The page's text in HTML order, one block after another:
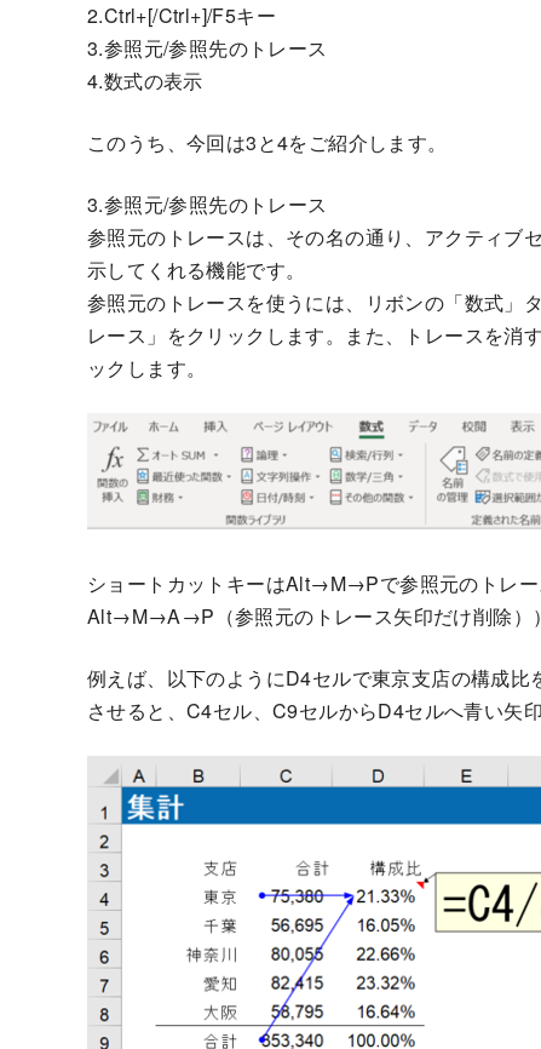
2.Ctrl+[/Ctrl+]/F5キー
3.参照元/参照先のトレース
4.数式の表示
このうち、今回は3と4をご紹介します。
3.参照元/参照先のトレース
参照元のトレースは、その名の通り、アクティブ
示してくれる機能です。
参照元のトレースを使うには、リボンの「数式」
レース」をクリックします。また、トレースを消
ックします。
ショートカットキーはAlt→M→Pで参照元のトレ
Alt→M→A→P（参照元のトレース矢印だけ削除）
例えば、以下のようにD4セルで東京支店の構成
させると、C4セル、C9セルからD4セルへ青い矢